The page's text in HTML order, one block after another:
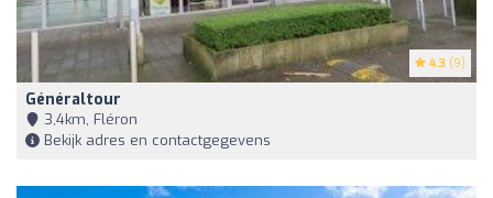
4.3 (9)
Généraltour
3,4km, Fléron
Bekijk adres en contactgegevens